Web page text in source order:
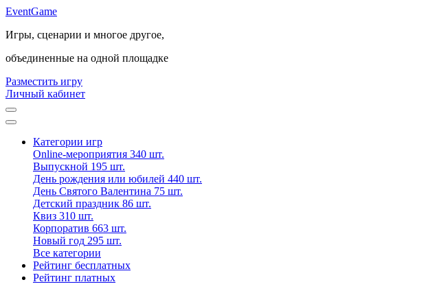
EventGame
Игры, сценарии и многое другое,
объединенные на одной площадке
Разместить игру
Личный кабинет
Категории игр
Online-мероприятия 340 шт.
Выпускной 195 шт.
День рождения или юбилей 440 шт.
День Святого Валентина 75 шт.
Детский праздник 86 шт.
Квиз 310 шт.
Корпоратив 663 шт.
Новый год 295 шт.
Все категории
Рейтинг бесплатных
Рейтинг платных